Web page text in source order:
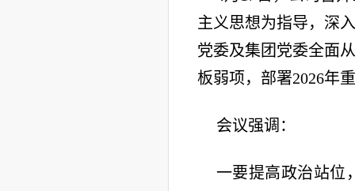
主义思想为指导，深
党委及集团党委全面
板弱项，部署2026年
会议强调：
一要提高政治站位